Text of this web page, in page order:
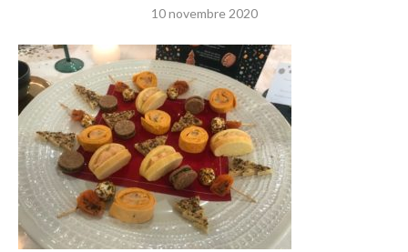
10 novembre 2020